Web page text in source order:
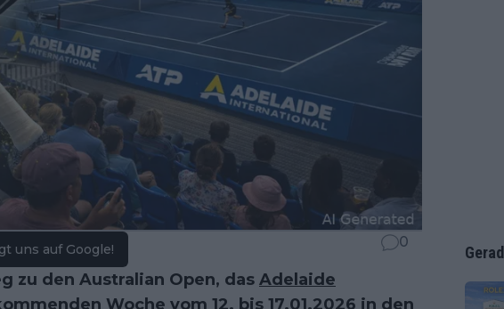
uns auf Google! 0
zu den Australian Open, das Adelaide
Woche vom 12. bis 17.01.2026 in den